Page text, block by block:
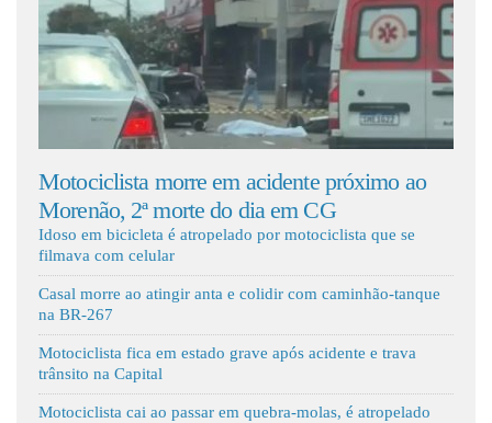
Fale Conosco
morre em acidente próximo ao
2ª morte do dia em CG
Batida entre
e quatro crianças
Idoso em bicicleta é atropelado por motociclista que se
filmava com celular
Casal morre ao atingir anta e colidir com caminhão-tanque
na BR-267
Motociclista fica em estado grave após acidente e trava
trânsito na Capital
Motociclista cai ao passar em quebra-molas, é atropelado